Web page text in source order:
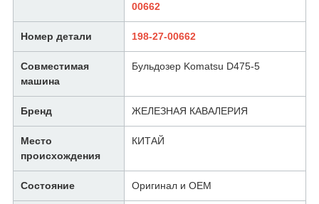
00662
Номер детали 198-27-00662
Совместимая
машина
Бульдозер Komatsu D475-5
Бренд ЖЕЛЕЗНАЯ КАВАЛЕРИЯ
Место
происхождения
КИТАЙ
Состояние Оригинал и OEM